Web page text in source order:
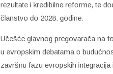
rezultate i kredibilne reforme, te
članstvo do 2028. godine.
Učešće glavnog pregovarača na
u evropskim debatama o
završnu fazu evropskih